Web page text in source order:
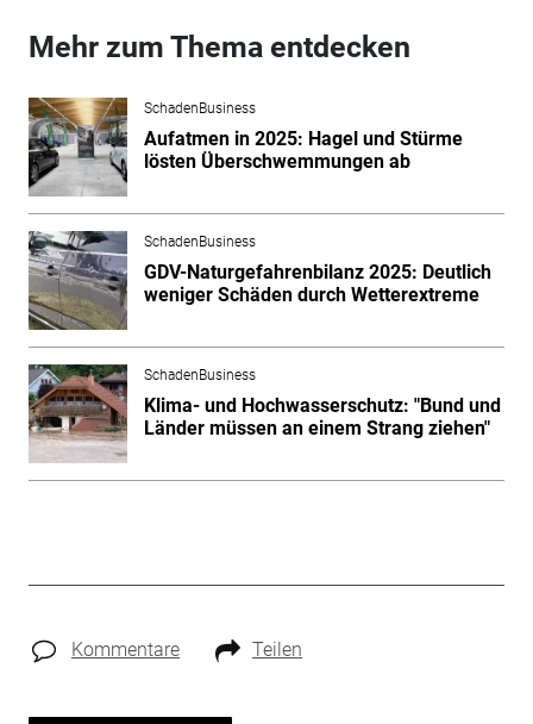
Mehr zum Thema entdecken
SchadenBusiness
Aufatmen in 2025: Hagel und Stürme
lösten Überschwemmungen ab
SchadenBusiness
GDV-Naturgefahrenbilanz 2025: Deutlich
weniger Schäden durch Wetterextreme
SchadenBusiness
Klima- und Hochwasserschutz: "Bund und
Länder müssen an einem Strang ziehen"
Kommentare Teilen